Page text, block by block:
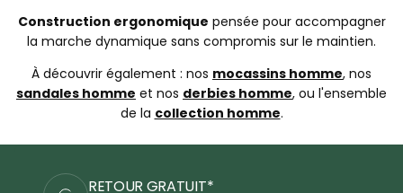
Construction ergonomique pensée pour accompagner
la marche dynamique sans compromis sur le maintien.
À découvrir également : nos mocassins homme, nos
sandales homme et nos derbies homme, ou l'ensemble
de la collection homme.
PAIEMENTS SÉCURISÉS